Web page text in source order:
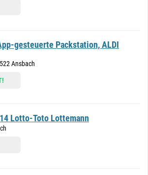
gesteuerte Packstation, ALDI
Ansbach
Lotto-Toto Lottemann